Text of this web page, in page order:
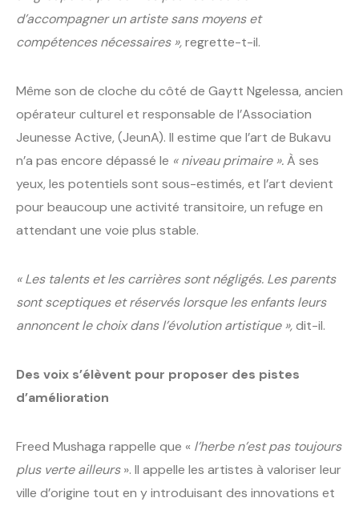
d’accompagner un artiste sans moyens et
compétences nécessaires »,regrette-t-il.
Même son de cloche du côté de Gaytt Ngelessa, ancien
opérateur culturel et responsable de l’Association
Jeunesse Active, (JeunA). Il estime que l’art de Bukavu
n’a pas encore dépassé le « niveau primaire ».À ses
yeux, les potentiels sont sous-estimés, et l’art devient
pour beaucoup une activité transitoire, un refuge en
attendant une voie plus stable.
« Les talents et les carrières sont négligés. Les parents
sont sceptiques et réservés lorsque les enfants leurs
annoncent le choix dans l’évolution artistique »,dit-il.
Des voix s’élèvent pour proposer des pistes
d’amélioration
Freed Mushaga rappelle que « l’herbe n’est pas toujours
plus verte ailleurs». Il appelle les artistes à valoriser leur
ville d’origine tout en y introduisant des innovations et